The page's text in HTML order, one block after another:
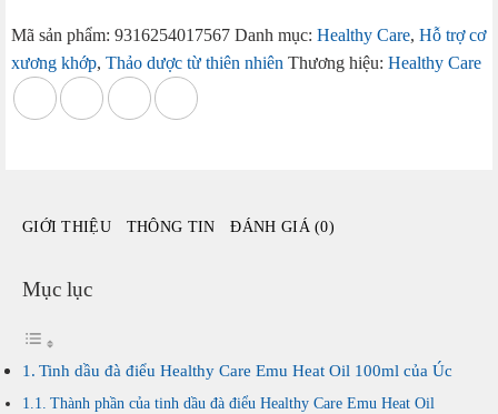
điểu
Care
Emu
Úc
lượng
Mã sản phẩm: 9316254017567 Danh mục: Healthy Care, Hỗ trợ cơ
xương khớp, Thảo dược từ thiên nhiên Thương hiệu: Healthy Care
GIỚI THIỆU THÔNG TIN ĐÁNH GIÁ (0)
Mục lục
Tinh dầu đà điểu Healthy Care Emu Heat Oil 100ml của Úc
Thành phần của tinh dầu đà điểu Healthy Care Emu Heat Oil